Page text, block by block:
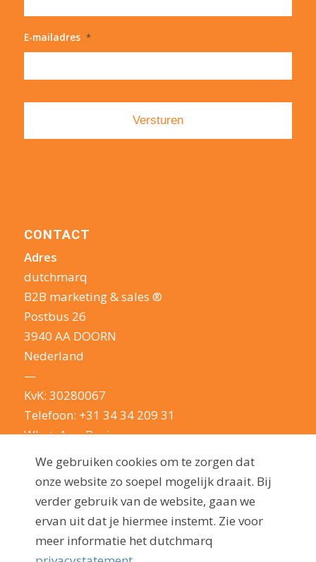
E-mailadres *
CONTACT
Adres
dutchmarq
B2B marketing & sales ®
Postbus 26
3940 AA DOORN
Nederland
—
KvK: 30280067
Telefoon: +31 34 34 209 31
WhatsApp Business
E-mail:
info@dutchmarq.nl
We houden van een geintje. Maar nemen je
privacy erg serieus: lees hier onze
privacyverklaring
We gebruiken cookies om te zorgen dat
onze website zo soepel mogelijk draait. Bij
verder gebruik van de website, gaan we
ervan uit dat je hiermee instemt. Zie voor
meer informatie het dutchmarq